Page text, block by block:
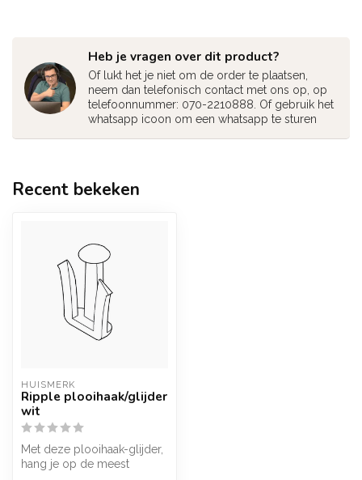
Heb je vragen over dit product?
Of lukt het je niet om de order te plaatsen,
neem dan telefonisch contact met ons op, op
telefoonnummer: 070-2210888. Of gebruik het
whatsapp icoon om een whatsapp te sturen
Recent bekeken
HUISMERK
Ripple plooihaak/glijder
wit
Met deze plooihaak-glijder,
hang je op de meest